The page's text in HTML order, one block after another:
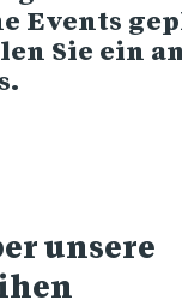
Events
Sie ein
unsere